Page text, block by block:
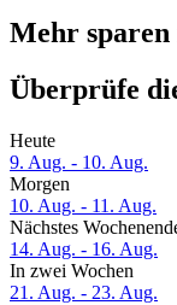
Mehr
Überprüfe
Heute
9. Aug. - 10. Aug.
Morgen
10. Aug. - 11. Aug.
Nächstes
14. Aug. - 16. Aug.
In zwei Wochen
21. Aug. - 23. Aug.